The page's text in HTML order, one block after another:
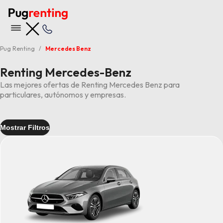
Pug Renting Mercedes Benz
Renting Mercedes-Benz
Las mejores ofertas de Renting Mercedes Benz para
particulares, autónomos y empresas.
Mostrar Filtros
Inmediata(1)